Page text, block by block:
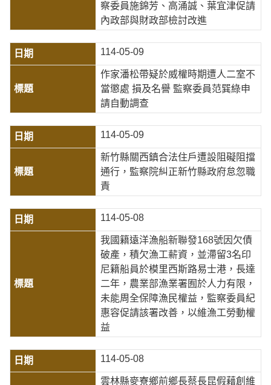
察委員施錦芳、高涌誠、葉宜津促請
內政部與財政部檢討改進
114-05-09
作家潘松帶疑於威權時期遭人二室不
當懲處 損及名譽 監察委員范巽綠申
請自動調查
114-05-09
新竹縣關西鎮合法住戶遭設阻礙阻擋
通行，監察院糾正新竹縣政府怠忽職
責
114-05-08
我國籍遠洋漁船新聯發168號因欠債
破產，積欠漁工薪資，並滯留3名印
尼籍船員於模里西斯路易士港，長達
二年，農業部漁業署囿於人力有限，
未能周全保障漁民權益，監察委員紀
惠容促請該署改善，以維漁工勞動權
益
114-05-08
雲林縣麥寮鄉前鄉長蔡長昆假藉創維